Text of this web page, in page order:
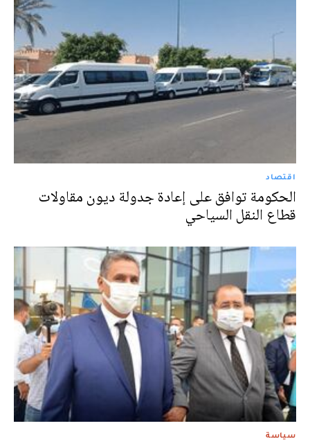
اقتصاد
الحكومة توافق على إعادة جدولة ديون مقاولات
قطاع النقل السياحي
سياسة